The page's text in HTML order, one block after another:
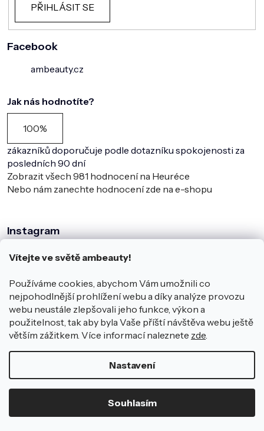
Vítejte ve světě ambeauty!
Používáme cookies, abychom Vám umožnili co
nejpohodlnější prohlížení webu a díky analýze provozu
webu neustále zlepšovali jeho funkce, výkon a
použitelnost, tak aby byla Vaše příští návštěva webu ještě
větším zážitkem. Více informací naleznete zde.
Nastavení
Souhlasím
PŘIHLÁSIT SE
Facebook
ambeauty.cz
Jak nás hodnotíte?
100%
zákazníků doporučuje podle dotazníku spokojenosti za
posledních 90 dní
Zobrazit všech 981 hodnocení na Heuréce
Nebo nám zanechte hodnocení zde na e-shopu
Instagram
Sledovat na Instagramu
Vytvořil Shoptet
Všechna práva vyhrazena.